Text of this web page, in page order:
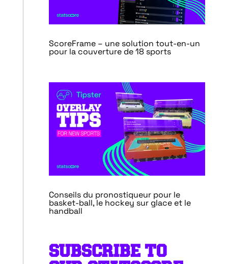
ScoreFrame – une solution tout-en-un
pour la couverture de 18 sports
Conseils du pronostiqueur pour le
basket-ball, le hockey sur glace et le
handball
SUBSCRIBE TO